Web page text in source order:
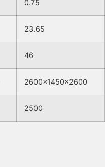
0.75
23.65
46
2600x1450x2600
2500